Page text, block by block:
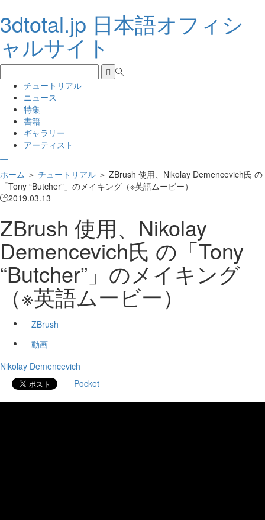
3dtotal.jp 日本語オフィシ
ャルサイト
チュートリアル
ニュース
特集
書籍
ギャラリー
アーティスト
ホーム ＞ チュートリアル ＞ ZBrush 使用、Nikolay Demencevich氏 の
「Tony “Butcher”」のメイキング（※英語ムービー）
2019.03.13
ZBrush 使用、Nikolay
Demencevich氏 の「Tony
“Butcher”」のメイキング
（※英語ムービー）
ZBrush
動画
Nikolay Demencevich
Pocket